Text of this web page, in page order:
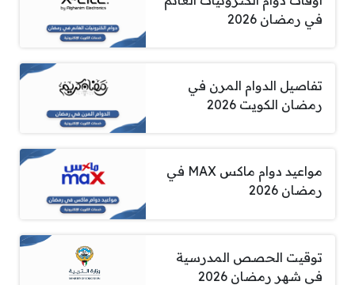
في رمضان 2026
تفاصيل الدوام المرن في
رمضان الكويت 2026
مواعيد دوام ماكس MAX في
رمضان 2026
توقيت الحصص المدرسية
في شهر رمضان 2026